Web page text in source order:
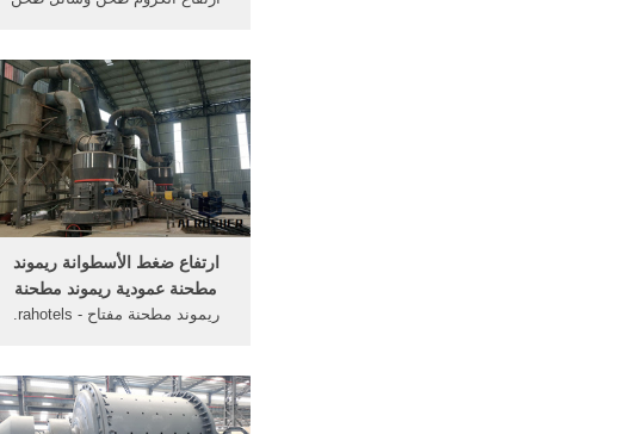
. الصغيرة ومستوى الضجيج
المنخفض، المغلق تماما، والنظام
بأكمله تحت ضغط سلبي . 30100tph
جديد مفهوم .
ارتفاع ضغط الأسطوانة ريموند
مطحنة عمودية ريموند مطحنة
الإسطوانة, Read More >>شبه
منحرف طحن الحجرchildwelfarein